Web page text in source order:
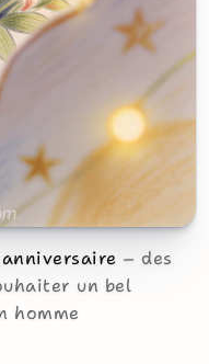
des
un bel
homme